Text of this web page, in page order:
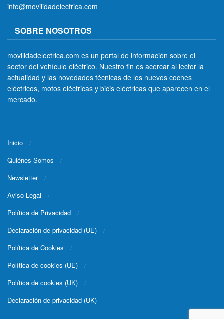
info@movilidadelectrica.com
SOBRE NOSOTROS
movilidadelectrica.com es un portal de información sobre el
sector del vehículo eléctrico. Nuestro fin es acercar al lector la
actualidad y las novedades técnicas de los nuevos coches
eléctricos, motos eléctricas y bicis eléctricas que aparecen en el
mercado.
Inicio
Quiénes Somos
Newsletter
Aviso Legal
Política de Privacidad
Declaración de privacidad (UE)
Política de Cookies
Política de cookies (UE)
Política de cookies (UK)
Declaración de privacidad (UK)